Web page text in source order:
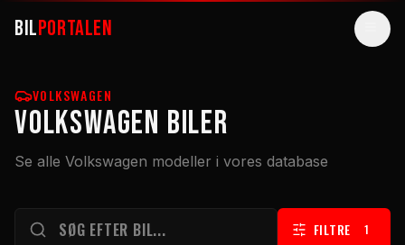
BILPORTALEN
BILER
GUIDES
ARTIKLER
VOLKSWAGEN
Volkswagen BILER
Se alle Volkswagen modeller i vores database
FILTRE 1